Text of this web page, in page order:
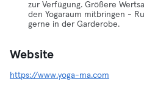
zur Verfügung. Größere
den Yogaraum mitbringen -
gerne in der Garderobe.
Website
https://www.yoga-ma.com